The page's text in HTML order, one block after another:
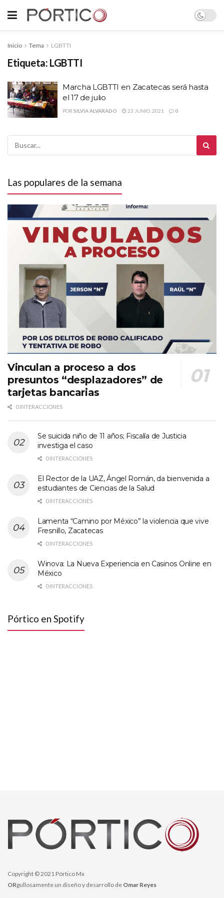
Inicio Tema LGBTTI
Etiqueta: LGBTTI
Marcha LGBTTI en Zacatecas será hasta
el 17 de julio
POR SILVIA ALVARADO 23 JUNIO, 2021 0
Las populares de la semana
Vinculan a proceso a dos
presuntos “desplazadores” de
tarjetas bancarias
0 INTERACCIONES
Se suicida niño de 11 años; Fiscalía de Justicia
investiga el caso
0 INTERACCIONES
El Rector de la UAZ, Ángel Román, da bienvenida a
estudiantes de Ciencias de la Salud
0 INTERACCIONES
Lamenta “Camino por México” la violencia que vive
Fresnillo, Zacatecas
0 INTERACCIONES
Winova: La Nueva Experiencia en Casinos Online en
México
0 INTERACCIONES
Pórtico en Spotify
Copyright © 2021 Pórtico Mx
ORgullosamente un diseño y desarrollo de Omar Reyes